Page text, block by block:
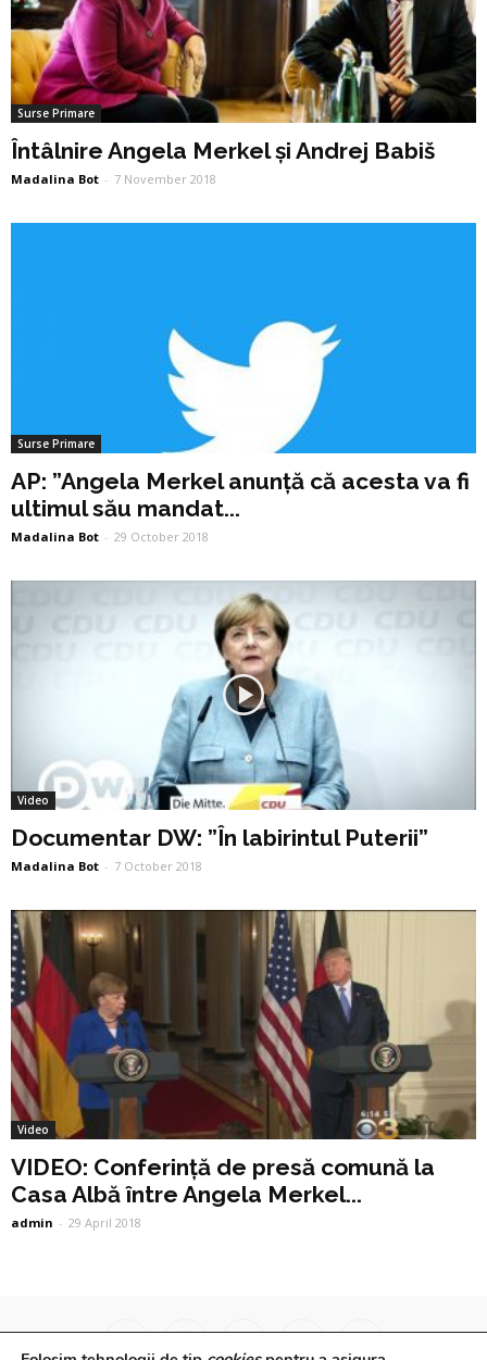
Surse Primare
Întâlnire Angela Merkel și Andrej Babiš
Madalina Bot - 7 November 2018
Surse Primare
AP: ”Angela Merkel anunță că acesta va fi
ultimul său mandat...
Madalina Bot - 29 October 2018
Video
Documentar DW: ”În labirintul Puterii”
Madalina Bot - 7 October 2018
Video
VIDEO: Conferință de presă comună la
Casa Albă între Angela Merkel...
admin - 29 April 2018